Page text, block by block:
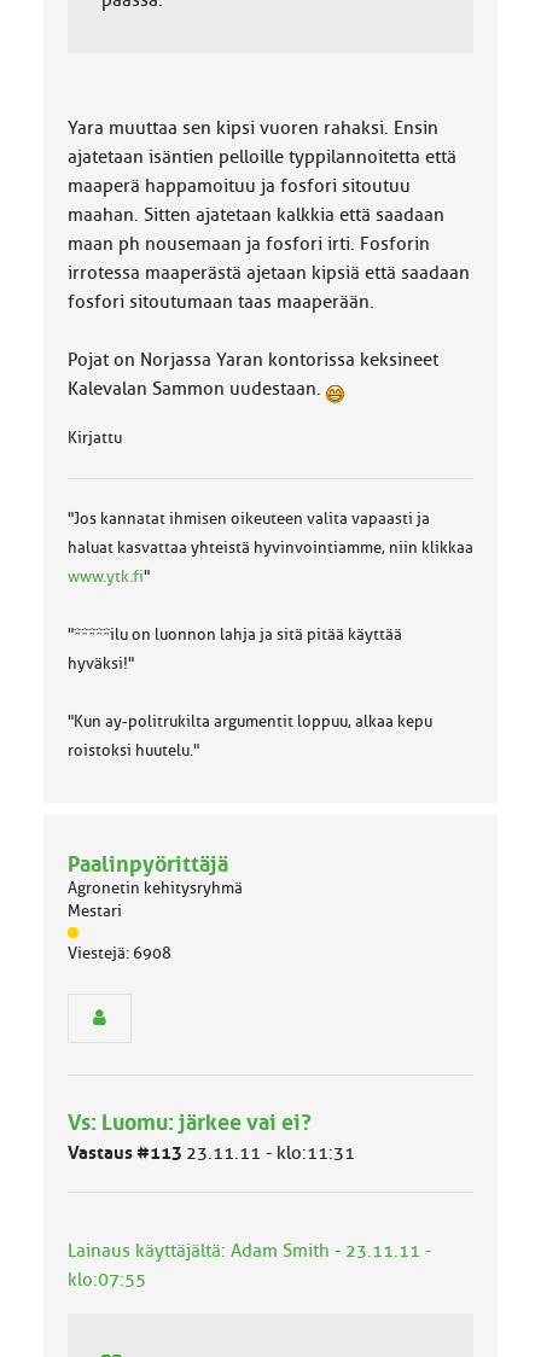
Yara muuttaa sen kipsi vuoren rahaksi. Ensin
ajatetaan isäntien pelloille typpilannoitetta että
maaperä happamoituu ja fosfori sitoutuu
maahan. Sitten ajatetaan kalkkia että saadaan
maan ph nousemaan ja fosfori irti. Fosforin
irrotessa maaperästä ajetaan kipsiä että saadaan
fosfori sitoutumaan taas maaperään.
Pojat on Norjassa Yaran kontorissa keksineet
Kalevalan Sammon uudestaan.
Kirjattu
"Jos kannatat ihmisen oikeuteen valita vapaasti ja
haluat kasvattaa yhteistä hyvinvointiamme, niin klikkaa
www.ytk.fi"
"*****ilu on luonnon lahja ja sitä pitää käyttää
hyväksi!"
"Kun ay-politrukilta argumentit loppuu, alkaa kepu
roistoksi huutelu."
Paalinpyörittäjä
Agronetin kehitysryhmä
Mestari
J
ä
m
ä
k
a
Viestejä: 6908
Vs: Luomu: järkee vai ei?
Vastaus #113 23.11.11 - klo:11:31
Lainaus käyttäjältä: Adam Smith - 23.11.11 -
klo:07:55